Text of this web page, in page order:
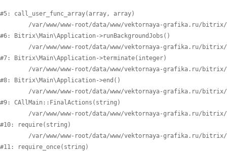
#5: call_user_func_array(array, array)
#6: Bitrix\Main\Application->runBackgroundJobs()
#7: Bitrix\Main\Application->terminate(integer)
#8: Bitrix\Main\Application->end()
#9: CAllMain::FinalActions(string)
#10: require(string)
#11: require_once(string)